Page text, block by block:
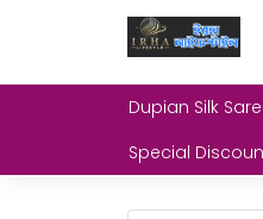
Dupian Silk
Special